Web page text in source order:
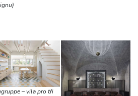
– vila pro tři